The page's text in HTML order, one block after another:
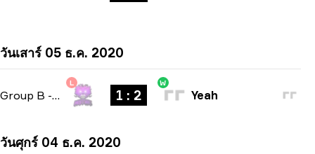
วันเสาร์ 05 ธ.ค. 2020
Group B - bo3
L
1 : 2
W
Yeah
วันศุกร์ 04 ธ.ค. 2020